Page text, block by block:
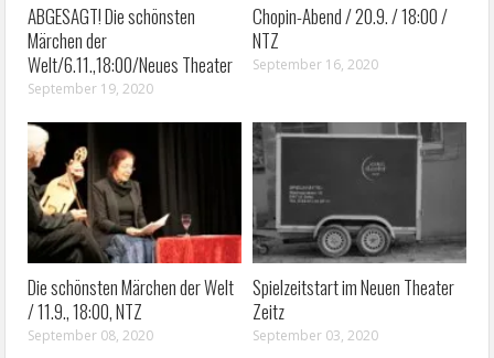
ABGESAGT! Die schönsten
Märchen der
Welt/6.11.,18:00/Neues Theater
September 19, 2020
Chopin-Abend / 20.9. / 18:00 /
NTZ
September 16, 2020
Die schönsten Märchen der Welt
/ 11.9., 18:00, NTZ
September 08, 2020
Spielzeitstart im Neuen Theater
Zeitz
September 03, 2020